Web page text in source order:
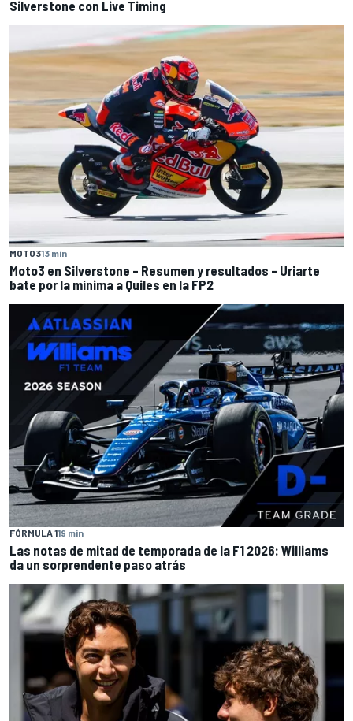
Silverstone con Live Timing
MOTO313 min
Moto3 en Silverstone – Resumen y resultados – Uriarte
bate por la mínima a Quiles en la FP2
FÓRMULA 119 min
Las notas de mitad de temporada de la F1 2026: Williams
da un sorprendente paso atrás